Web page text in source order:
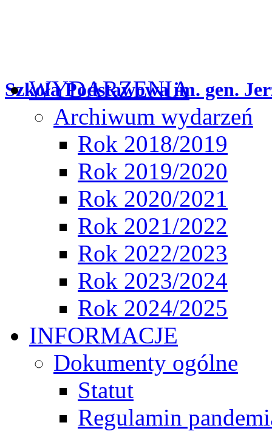
Szkoła Podstawowa im. gen.
WYDARZENIA
Archiwum wydarzeń
Rok 2018/2019
Rok 2019/2020
Rok 2020/2021
Rok 2021/2022
Rok 2022/2023
Rok 2023/2024
Rok 2024/2025
INFORMACJE
Dokumenty ogólne
Statut
Regulamin